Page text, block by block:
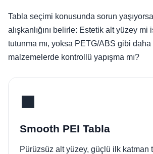
Tabla seçimi konusunda sorun
alışkanlığını belirle: Estetik alt yüzey mi
tutunma mı, yoksa PETG/ABS gibi
malzemelerde kontrollü yapışma mı?
Smooth PEI Tabla
Pürüzsüz alt yüzey, güçlü ilk katman